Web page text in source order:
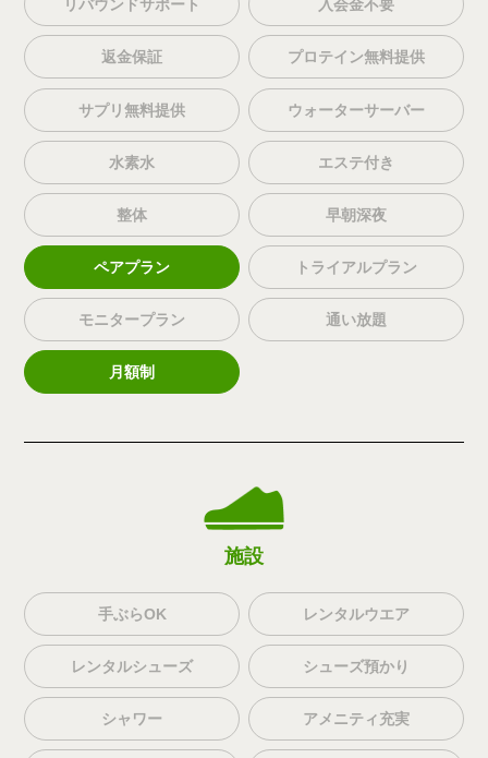
リバウンドサポート 入会金不要
返金保証 プロテイン無料提供
サプリ無料提供 ウォーターサーバー
水素水 エステ付き
整体 早朝深夜
ペアプラン トライアルプラン
モニタープラン 通い放題
月額制
施設
手ぶらOK レンタルウエア
レンタルシューズ シューズ預かり
シャワー アメニティ充実